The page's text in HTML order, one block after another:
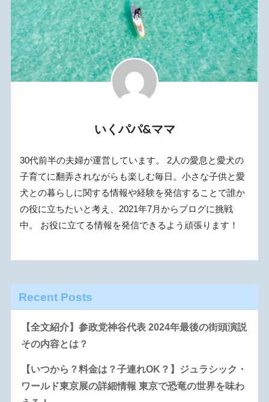
いくパパ&ママ
30代前半の夫婦が運営しています。 2人の愛息と愛犬の
子育てに翻弄されながらも楽しむ毎日。小さな子供と愛
犬との暮らしに関する情報や経験を発信することで誰か
の役に立ちたいと考え、2021年7月からブログに挑戦
中。 お役に立てる情報を発信できるよう頑張ります！
Recent Posts
【全文紹介】参政党神谷代表 2024年最後の街頭演説
その内容とは？
【いつから？料金は？子連れOK？】ジュラシック・
ワールド東京展の詳細情報 東京で恐竜の世界を味わ